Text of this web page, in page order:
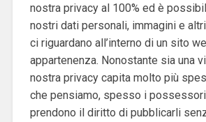
nostra privacy al 100% ed è
nostri dati personali, immagini e
ci riguardano all’interno di un sito
appartenenza. Nonostante sia una
nostra privacy capita molto più
che pensiamo, spesso i
prendono il diritto di pubblicarli